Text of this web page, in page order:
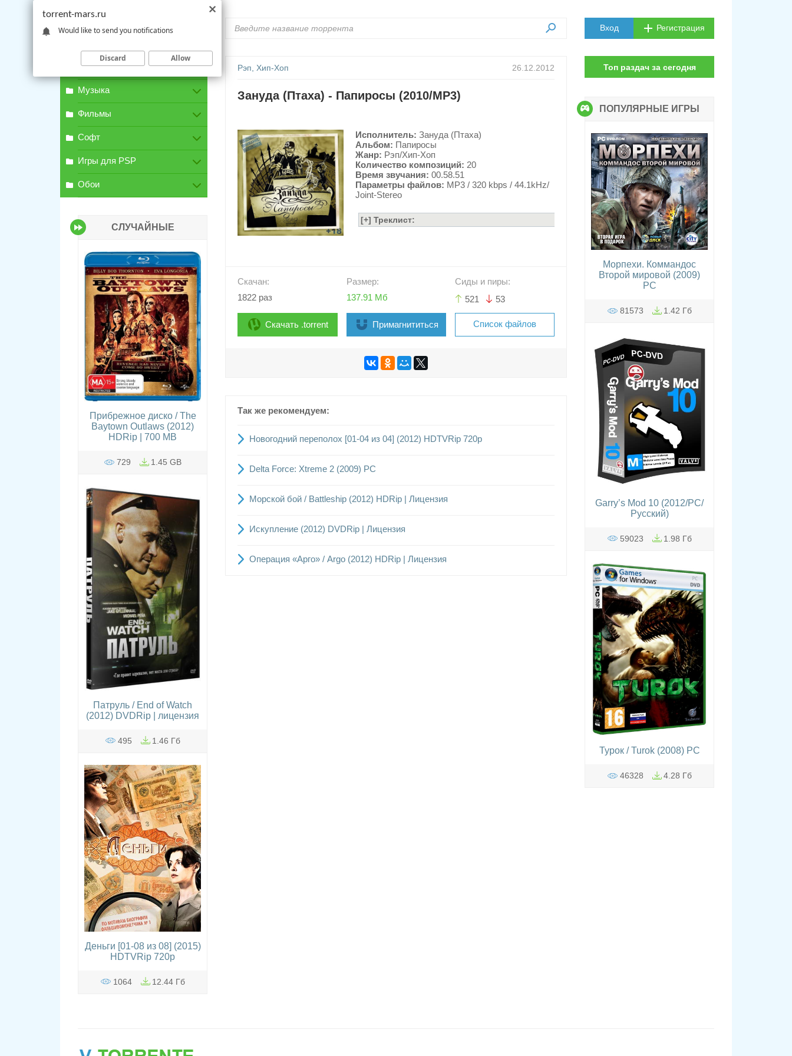
Рэп, Хип-Хоп 26.12.2012
Зануда (Птаха) - Папиросы (2010/MP3)
Исполнитель: Зануда (Птаха)
Альбом: Папиросы
Жанр: Рэп/Хип-Хоп
Количество композиций: 20
Время звучания: 00.58.51
Параметры файлов: MP3 / 320 kbps / 44.1kHz/
Joint-Stereo
Скачан:
1822 раз
Скачать .torrent
Размер:
137.91 Мб
Примагнититься
Сиды и пиры:
521
53
Список файлов
Так же рекомендуем:
Новогодний переполох [01-04 из 04] (2012) HDTVRip 720p
Delta Force: Xtreme 2 (2009) PC
Морской бой / Battleship (2012) HDRip | Лицензия
Искупление (2012) DVDRip | Лицензия
Операция «Арго» / Argo (2012) HDRip | Лицензия
Вход Регистрация
Топ раздач за сегодня
ПОПУЛЯРНЫЕ ИГРЫ
Морпехи. Коммандос
Второй мировой (2009)
PC
81573 1.42 Гб
Garry’s Mod 10 (2012/PC/
Русский)
59023 1.98 Гб
Турок / Turok (2008) PC
46328 4.28 Гб
Игры для PC
Музыка
Фильмы
Софт
Игры для PSP
Обои
СЛУЧАЙНЫЕ
Прибрежное диско / The
Baytown Outlaws (2012)
HDRip | 700 MB
729 1.45 GB
Патруль / End of Watch
(2012) DVDRip | лицензия
495 1.46 Гб
Деньги [01-08 из 08] (2015)
HDTVRip 720p
1064 12.44 Гб
torrent-mars.ru
Would like to send you notifications
Discard Allow